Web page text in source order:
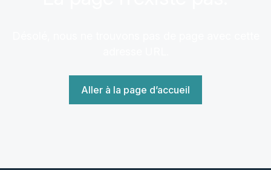
Aller à la page d’accueil